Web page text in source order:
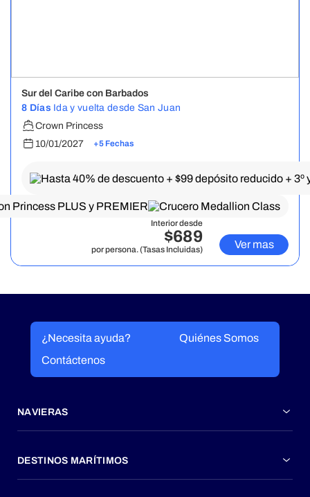
Sur del Caribe con Barbados
8 Días Ida y vuelta desde San Juan
Crown Princess
10/01/2027
+5 Fechas
Interior desde
$689
por persona. (Tasas Incluidas) Ver mas
¿Necesita ayuda?
Quiénes Somos
Contáctenos
NAVIERAS
DESTINOS MARÍTIMOS